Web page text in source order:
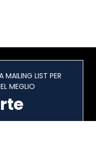
MAILING LIST PER
MEGLIO